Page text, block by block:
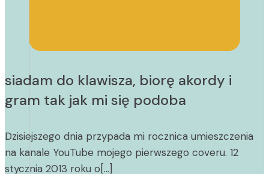
siadam do klawisza, biorę akordy i
gram tak jak mi się podoba
Dzisiejszego dnia przypada mi rocznica umieszczenia
na kanale YouTube mojego pierwszego coveru. 12
stycznia 2013 roku o[…]